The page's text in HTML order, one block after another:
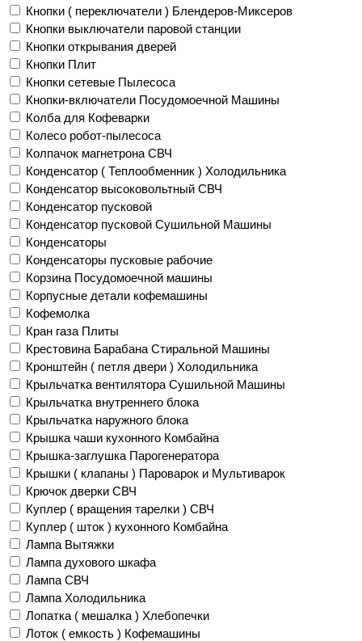
Кнопки ( переключатели ) Блендеров-Миксеров
Кнопки выключатели паровой станции
Кнопки открывания дверей
Кнопки Плит
Кнопки сетевые Пылесоса
Кнопки-включатели Посудомоечной Машины
Колба для Кофеварки
Колесо робот-пылесоса
Колпачок магнетрона СВЧ
Конденсатор ( Теплообменник ) Холодильника
Конденсатор высоковольтный СВЧ
Конденсатор пусковой
Конденсатор пусковой Сушильной Машины
Конденсаторы
Конденсаторы пусковые рабочие
Корзина Посудомоечной машины
Корпусные детали кофемашины
Кофемолка
Кран газа Плиты
Крестовина Барабана Стиральной Машины
Кронштейн ( петля двери ) Холодильника
Крыльчатка вентилятора Сушильной Машины
Крыльчатка внутреннего блока
Крыльчатка наружного блока
Крышка чаши кухонного Комбайна
Крышка-заглушка Парогенератора
Крышки ( клапаны ) Пароварок и Мультиварок
Крючок дверки СВЧ
Куплер ( вращения тарелки ) СВЧ
Куплер ( шток ) кухонного Комбайна
Лампа Вытяжки
Лампа духового шкафа
Лампа СВЧ
Лампа Холодильника
Лопатка ( мешалка ) Хлебопечки
Лоток ( емкость ) Кофемашины